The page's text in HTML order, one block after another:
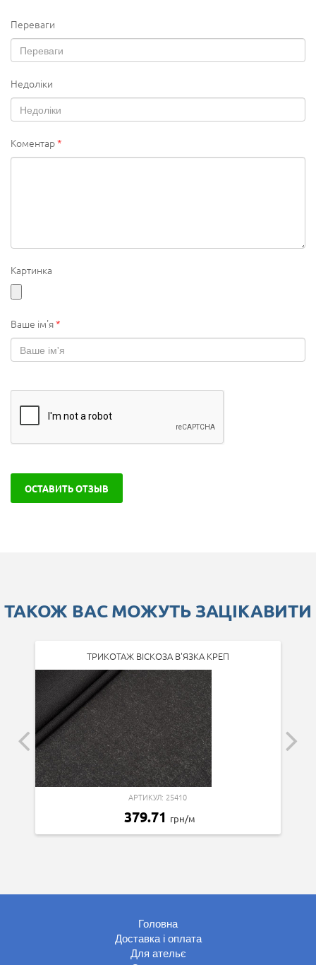
Переваги
Недоліки
Коментар*
Картинка
Ваше ім'я*
ОСТАВИТЬ ОТЗЫВ
ТАКОЖ ВАС МОЖУТЬ ЗАЦІКАВИТИ
ТРИКОТАЖ ВІСКОЗА В'ЯЗКА КРЕП
АРТИКУЛ: 25410
379.71 грн/м
Головна
Доставка і оплата
Для ательє